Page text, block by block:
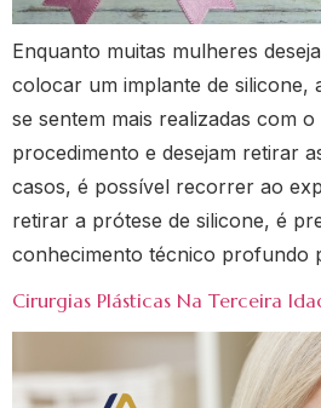
Enquanto muitas mulheres
colocar um implante de silicone,
se sentem mais realizadas com
procedimento e desejam retirar
casos, é possível recorrer ao
retirar a prótese de silicone, é
conhecimento técnico profundo
Cirurgias Plásticas Na Terceira